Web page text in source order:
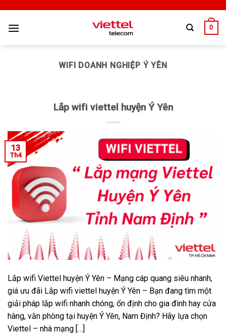
0
WIFI DOANH NGHIỆP Ý YÊN
Lắp wifi viettel huyện Ý Yên
13
Th4
Lắp wifi Viettel huyện Ý Yên – Mạng cáp quang siêu nhanh,
giá ưu đãi Lắp wifi viettel huyện Ý Yên – Bạn đang tìm một
giải pháp lắp wifi nhanh chóng, ổn định cho gia đình hay cửa
hàng, văn phòng tại huyện Ý Yên, Nam Định? Hãy lựa chọn
Viettel – nhà mạng […]